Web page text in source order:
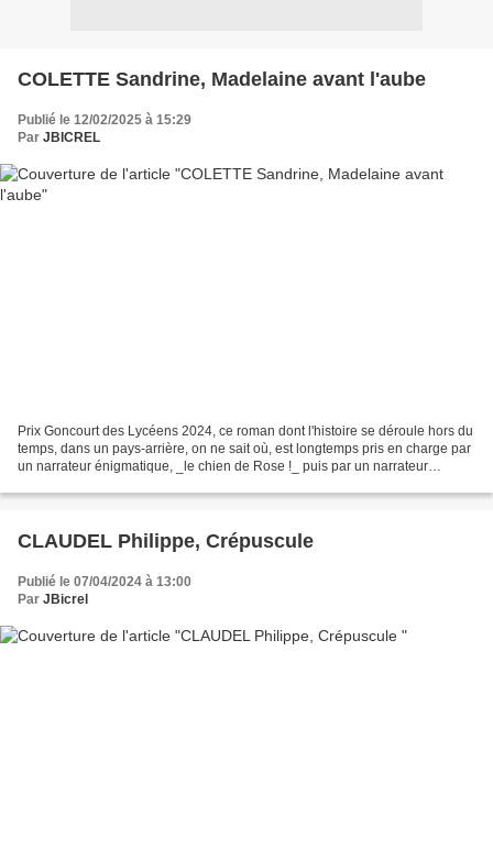
COLETTE Sandrine, Madelaine avant l'aube
Publié le 12/02/2025 à 15:29
Par JBICREL
Prix Goncourt des Lycéens 2024, ce roman dont l'histoire se déroule hors du
temps, dans un pays-arrière, on ne sait où, est longtemps pris en charge par
un narrateur énigmatique, _le chien de Rose !_ puis par un narrateur
CLAUDEL Philippe, Crépuscule
Publié le 07/04/2024 à 13:00
Par JBicrel